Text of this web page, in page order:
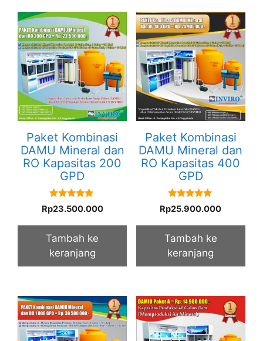
Paket Kombinasi
DAMU Mineral dan
RO Kapasitas 200
GPD
5.00
out of 5
Rp23.500.000
Tambah ke
keranjang
Paket Kombinasi
DAMU Mineral dan
RO Kapasitas 400
GPD
5.00
out of 5
Rp25.900.000
Tambah ke
keranjang